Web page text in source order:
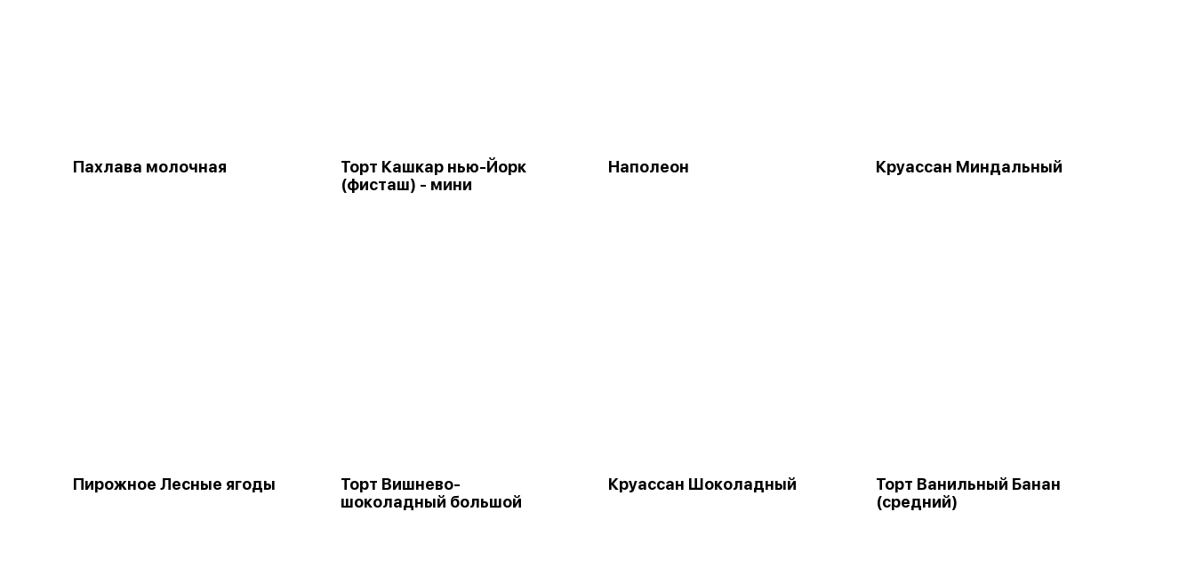
Пахлава молочная
Торт Кашкар нью-Йорк
(фисташ) - мини
Наполеон Круассан Миндальный
Пирожное Лесные ягоды
Торт Вишнево-
шоколадный большой
Круассан Шоколадный
Торт Ванильный Банан
(средний)